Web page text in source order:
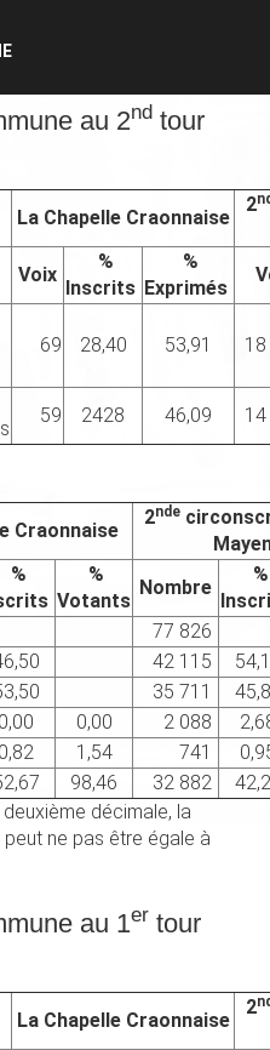
au 2nd tour
La Chapelle Craonnaise
2
Voix
%
Inscrits
%
Exprimés
69 28,40 53,91
59 2428 46,09
Craonnaise
2nde
%
%
Votants
Nombre
%
77 826
42 115
35 711
0,00 0,00 2 088
0,82 1,54 741
98,46 32 882
décimale, la
ne pas être égale à
au 1er tour
La Chapelle Craonnaise
2